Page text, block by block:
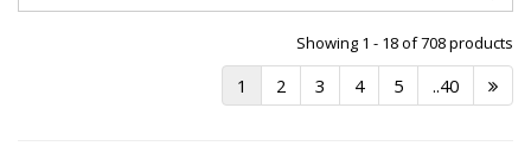
Showing 1 - 18 of 708 products
1 2 3 4 5 ..40